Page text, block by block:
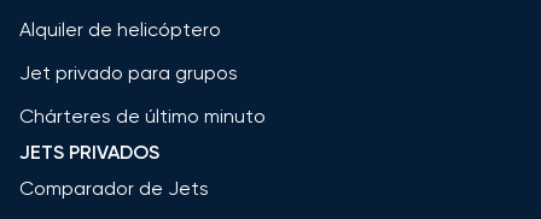
Alquiler de helicóptero
Jet privado para grupos
Chárteres de último minuto
JETS PRIVADOS
Comparador de Jets